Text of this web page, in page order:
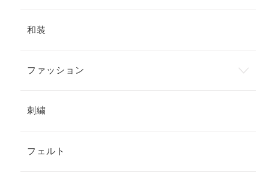
和装
ファッション
刺繍
フェルト